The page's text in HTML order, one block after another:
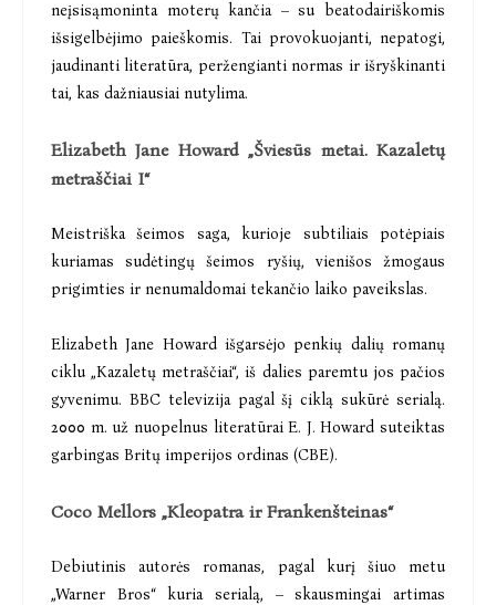
neįsisąmoninta moterų kančia – su beatodairiškomis
išsigelbėjimo paieškomis. Tai provokuojanti, nepatogi,
jaudinanti literatūra, peržengianti normas ir išryškinanti
tai, kas dažniausiai nutylima.
Elizabeth Jane Howard „Šviesūs metai. Kazaletų
metraščiai I“
Meistriška šeimos saga, kurioje subtiliais potėpiais
kuriamas sudėtingų šeimos ryšių, vienišos žmogaus
prigimties ir nenumaldomai tekančio laiko paveikslas.
Elizabeth Jane Howard išgarsėjo penkių dalių romanų
ciklu „Kazaletų metraščiai“, iš dalies paremtu jos pačios
gyvenimu. BBC televizija pagal šį ciklą sukūrė serialą.
2000 m. už nuopelnus literatūrai E. J. Howard suteiktas
garbingas Britų imperijos ordinas (CBE).
Coco Mellors „Kleopatra ir Frankenšteinas“
Debiutinis autorės romanas, pagal kurį šiuo metu
„Warner Bros“ kuria serialą, – skausmingai artimas